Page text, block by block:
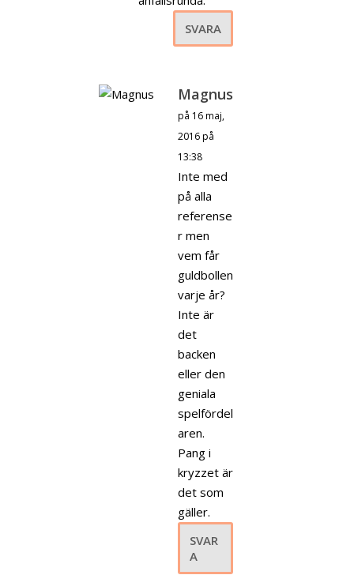
SVARA
Magnus
på 16 maj,
2016 på
13:38
Inte med
på alla
referense
r men
vem får
guldbollen
varje år?
Inte är
det
backen
eller den
geniala
spelfördel
aren.
Pang i
kryzzet är
det som
gäller.
SVAR
A